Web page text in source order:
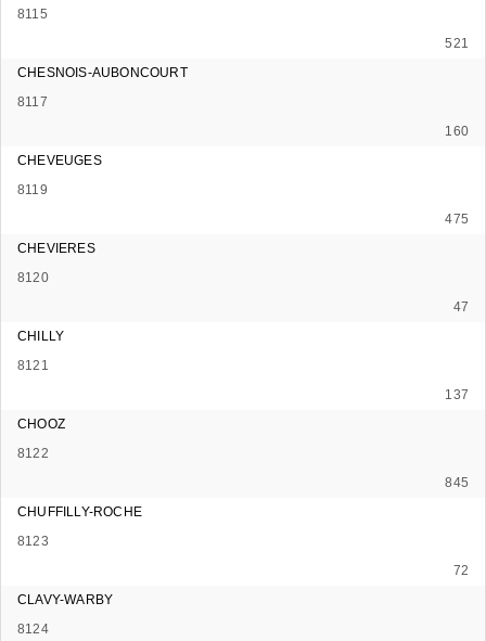
8115
521
CHESNOIS-AUBONCOURT
8117
160
CHEVEUGES
8119
475
CHEVIERES
8120
47
CHILLY
8121
137
CHOOZ
8122
845
CHUFFILLY-ROCHE
8123
72
CLAVY-WARBY
8124